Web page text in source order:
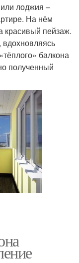
лоджия –
На нём
красивый пейзаж.
балкона
полученный